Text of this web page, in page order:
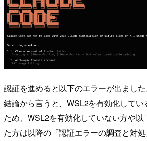
認証を進めると以下のエラーが出ました
結論から言うと、WSL2を有効化してい
ため、WSL2を有効化していない方や以
た方は以降の「認証エラーの調査と対